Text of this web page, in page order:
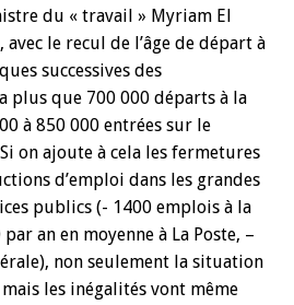
du « travail » Myriam El
avec le recul de l’âge de départ à
successives des
plus que 700 000 départs à la
à 850 000 entrées sur le
on ajoute à cela les fermetures
d’emploi dans les grandes
publics (- 1400 emplois à la
an en moyenne à La Poste, –
non seulement la situation
les inégalités vont même